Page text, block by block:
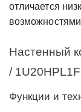
отличается
Настенный
/
Функции и